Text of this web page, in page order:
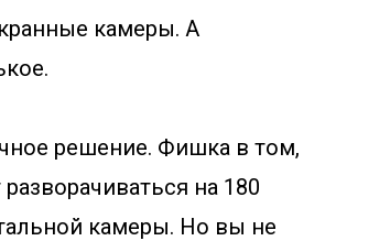
камеры. А
решение. Фишка в том,
на 180
камеры. Но вы не